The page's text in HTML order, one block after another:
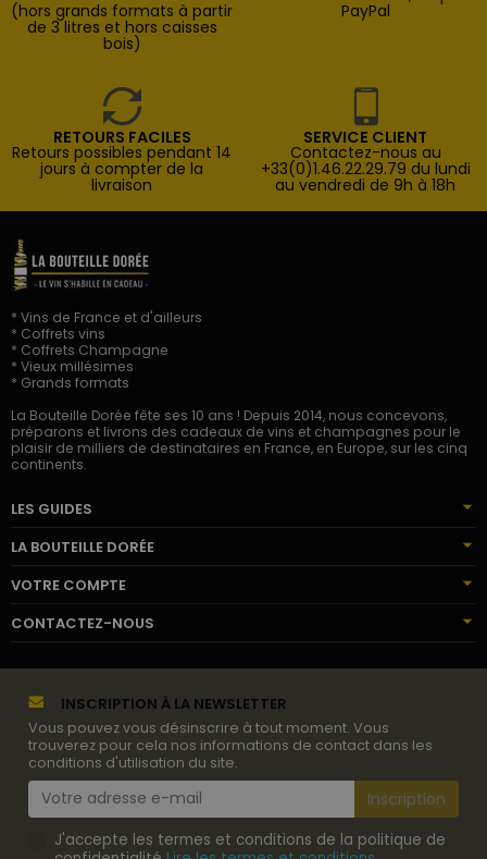
(hors grands formats à partir
de 3 litres et hors caisses
bois)
PayPal
RETOURS FACILES
Retours possibles pendant 14
jours à compter de la
livraison
SERVICE CLIENT
Contactez-nous au
+33(0)1.46.22.29.79 du lundi
au vendredi de 9h à 18h
* Vins de France et d'ailleurs
* Coffrets vins
* Coffrets Champagne
* Vieux millésimes
* Grands formats
La Bouteille Dorée fête ses 10 ans ! Depuis 2014, nous concevons,
préparons et livrons des cadeaux de vins et champagnes pour le
plaisir de milliers de destinataires en France, en Europe, sur les cinq
continents.
LES GUIDES
LA BOUTEILLE DORÉE
VOTRE COMPTE
CONTACTEZ-NOUS
INSCRIPTION À LA NEWSLETTER
Vous pouvez vous désinscrire à tout moment. Vous
trouverez pour cela nos informations de contact dans les
conditions d'utilisation du site.
J'accepte les termes et conditions de la politique de